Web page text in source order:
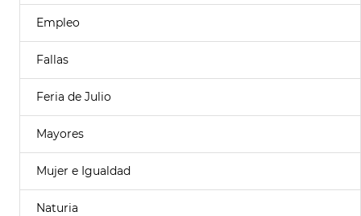
Empleo
Fallas
Feria de Julio
Mayores
Mujer e Igualdad
Naturia